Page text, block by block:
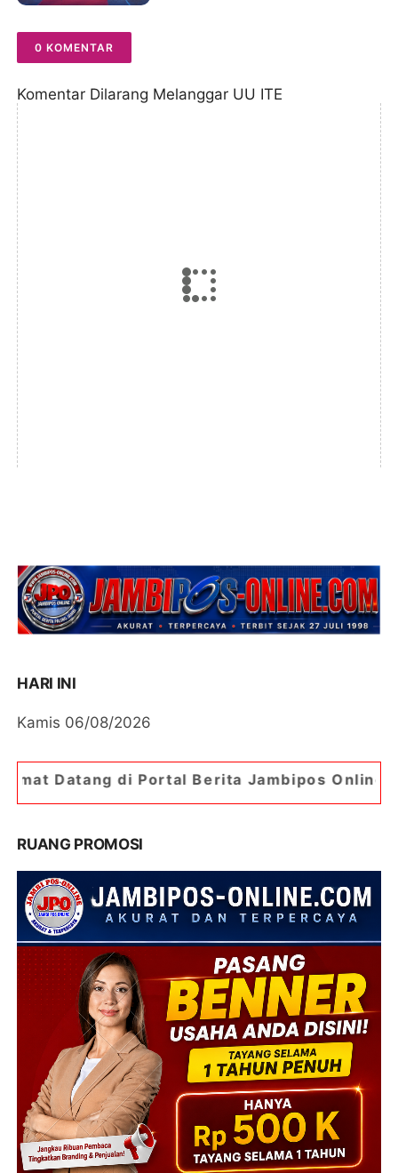
0 KOMENTAR
Komentar Dilarang Melanggar UU ITE
HARI INI
Kamis 06/08/2026
Portal Berita Jambipos Online. Portal Berita
RUANG PROMOSI